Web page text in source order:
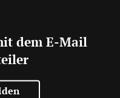
dem E-Mail